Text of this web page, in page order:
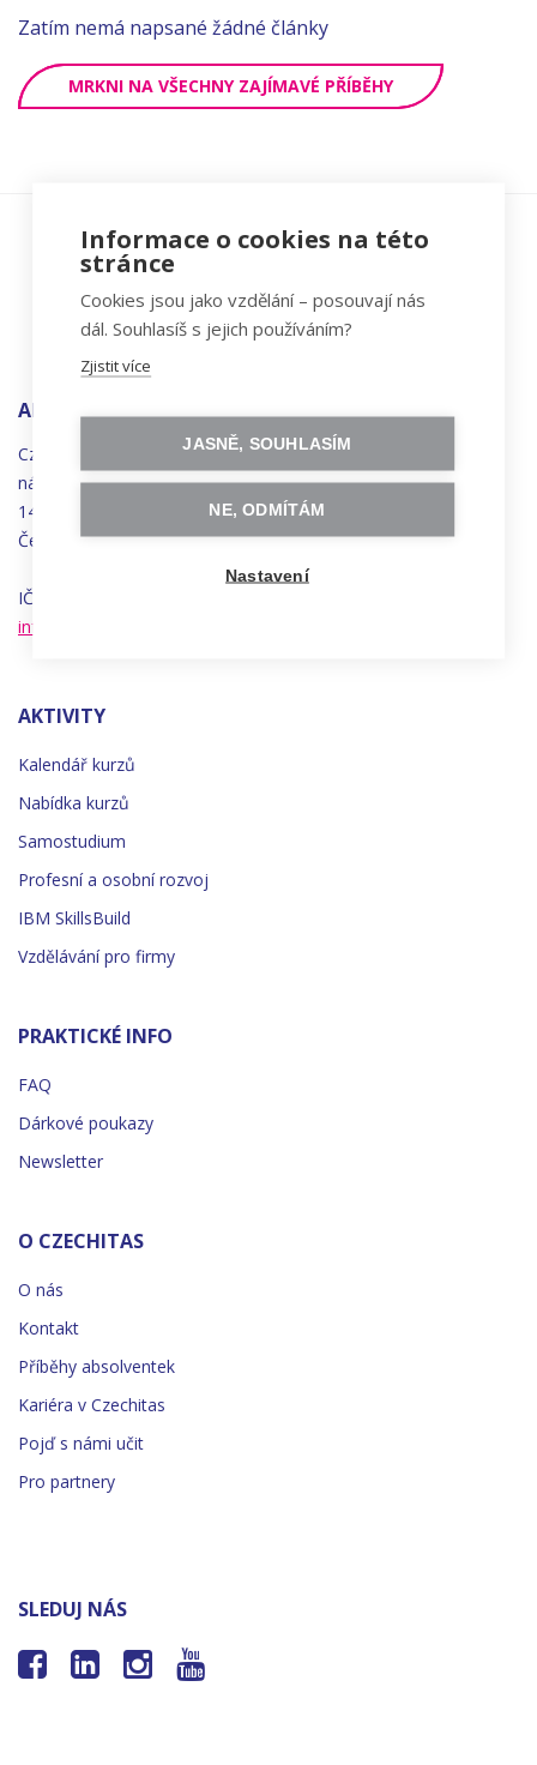
Zatím nemá napsané žádné články
MRKNI NA VŠECHNY ZAJÍMAVÉ PŘÍBĚHY
ADRESA
Czechitas, z.ú.
náměstí
Bratří Synků 1748/17
140 00 Praha 4 - Nusle
Česká republika
IČO 22834958 | DIČ CZ22834958
info@czechitas.cz
AKTIVITY
Kalendář kurzů
Nabídka kurzů
Samostudium
Profesní a osobní rozvoj
IBM SkillsBuild
Vzdělávání pro firmy
PRAKTICKÉ INFO
FAQ
Dárkové poukazy
Newsletter
O CZECHITAS
O nás
Kontakt
Příběhy absolventek
Kariéra v Czechitas
Pojď s námi učit
Pro partnery
SLEDUJ NÁS
   
Informace o cookies na této
stránce
Cookies jsou jako vzdělání – posouvají nás
dál. Souhlasíš s jejich používáním?
Zjistit více
JASNĚ, SOUHLASÍM
NE, ODMÍTÁM
Nastavení